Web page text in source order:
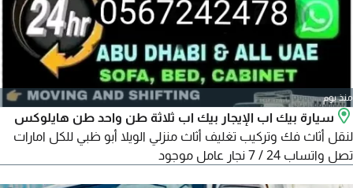
منذ يوم
سيارة بيك اب الإيجار بيك اب ثلاثة طن واحد طن هايلوكس
لنقل أثاث فك وتركيب تغليف أثاث منزلي الويلا أبو ظبي للكل امارات
تصل واتساب 24 / 7 نجار عامل موجود